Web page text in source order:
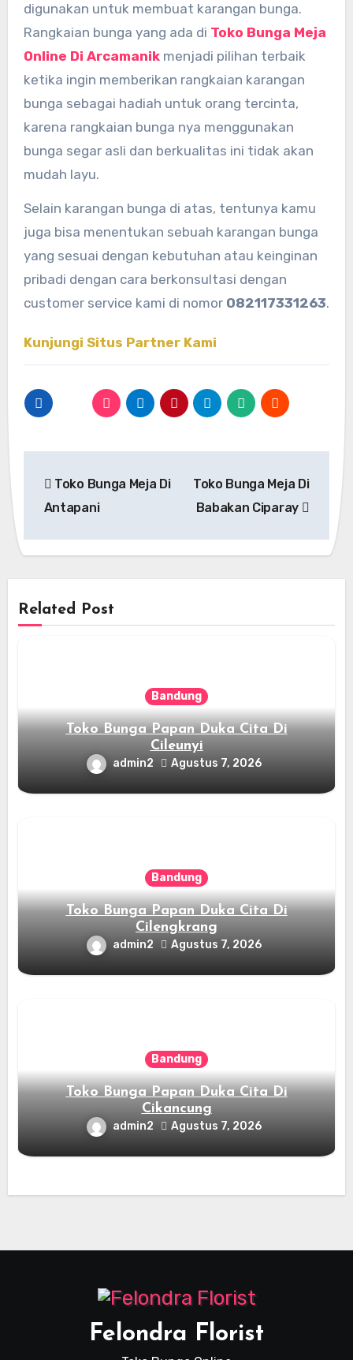
digunakan untuk membuat karangan bunga.
Rangkaian bunga yang ada di Toko Bunga Meja
Online Di Arcamanikmenjadi pilihan terbaik
ketika ingin memberikan rangkaian karangan
bunga sebagai hadiah untuk orang tercinta,
karena rangkaian bunga nya menggunakan
bunga segar asli dan berkualitas ini tidak akan
mudah layu.
Selain karangan bunga di atas, tentunya kamu
juga bisa menentukan sebuah karangan bunga
yang sesuai dengan kebutuhan atau keinginan
pribadi dengan cara berkonsultasi dengan
customer service kami di nomor 082117331263.
Kunjungi Situs Partner Kami
pos
Toko Bunga Meja Di
Antapani
Toko Bunga Meja Di
Babakan Ciparay
Related Post
Bandung
Toko Bunga Papan Duka Cita Di
Cileunyi
admin2 Agustus 7, 2026
Bandung
Toko Bunga Papan Duka Cita Di
Cilengkrang
admin2 Agustus 7, 2026
Bandung
Toko Bunga Papan Duka Cita Di
Cikancung
admin2 Agustus 7, 2026
Felondra Florist